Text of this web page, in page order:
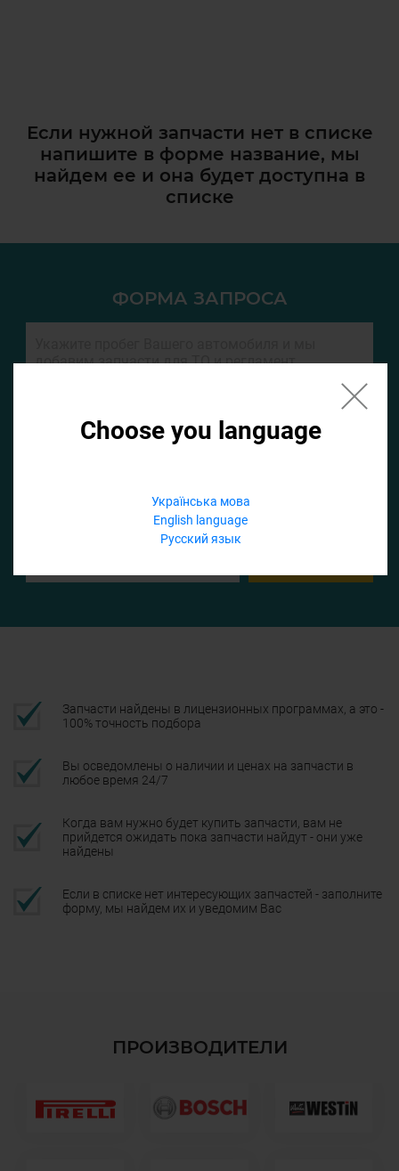
Choose you language
Українська мова
English language
Русский язык
Если нужной запчасти нет в списке
напишите в форме название, мы
найдем ее и она будет доступна в
списке
ФОРМА ЗАПРОСА
Запчасти найдены в лицензионных программах, а это -
100% точность подбора
Вы осведомлены о наличии и ценах на запчасти в
любое время 24/7
Когда вам нужно будет купить запчасти, вам не
прийдется ожидать пока запчасти найдут - они уже
найдены
Если в списке нет интересующих запчастей - заполните
форму, мы найдем их и уведомим Вас
ПРОИЗВОДИТЕЛИ